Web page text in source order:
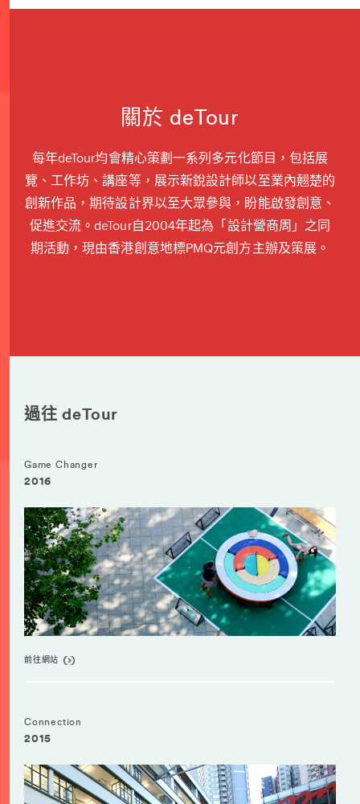
關於 deTour
每年deTour均會精心策劃一系列多元化節目，包括展
覽、工作坊、講座等，展示新銳設計師以至業內翹楚的
創新作品，期待設計界以至大眾參與，盼能啟發創意、
促進交流。deTour自2004年起為「設計營商周」之同
期活動，現由香港創意地標PMQ元創方主辦及策展。
過往 deTour
Game Changer
2016
前往網站
Connection
2015